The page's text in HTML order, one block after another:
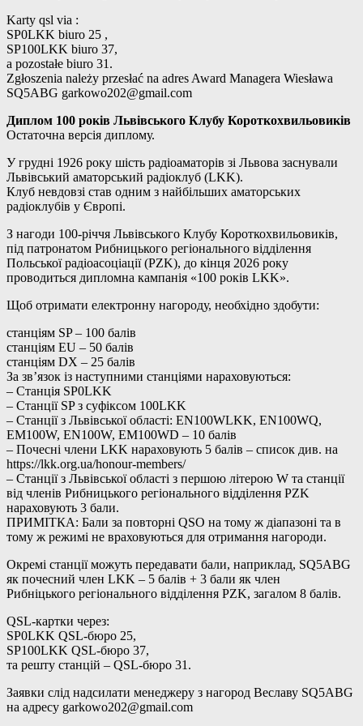
Karty qsl via :
SP0LKK biuro 25 ,
SP100LKK biuro 37,
a pozostałe biuro 31.
Zgłoszenia należy przesłać na adres Award Managera Wiesława
SQ5ABG garkowo202@gmail.com
Диплом 100 років Львівського Клубу Короткохвильовиків
Остаточна версія диплому.
У грудні 1926 року шість радіоаматорів зі Львова заснували
Львівський аматорський радіоклуб (LKK).
Клуб невдовзі став одним з найбільших аматорських
радіоклубів у Європі.
З нагоди 100-річчя Львівського Клубу Короткохвильовиків,
під патронатом Рибницького регіонального відділення
Польської радіоасоціації (PZK), до кінця 2026 року
проводиться дипломна кампанія «100 років LKK».
Щоб отримати електронну нагороду, необхідно здобути:
станціям SP – 100 балів
станціям EU – 50 балів
станціям DX – 25 балів
За зв’язок із наступними станціями нараховуються:
– Станція SP0LKK
– Станції SP з суфіксом 100LKK
– Станції з Львівської області: EN100WLKK, EN100WQ,
EM100W, EN100W, EM100WD – 10 балів
– Почесні члени LKK нараховують 5 балів – список див. на
https://lkk.org.ua/honour-members/
– Станції з Львівської області з першою літерою W та станції
від членів Рибницького регіонального відділення PZK
нараховують 3 бали.
ПРИМІТКА: Бали за повторні QSO на тому ж діапазоні та в
тому ж режимі не враховуються для отримання нагороди.
Окремі станції можуть передавати бали, наприклад, SQ5ABG
як почесний член LKK – 5 балів + 3 бали як член
Рибніцького регіонального відділення PZK, загалом 8 балів.
QSL-картки через:
SP0LKK QSL-бюро 25,
SP100LKK QSL-бюро 37,
та решту станцій – QSL-бюро 31.
Заявки слід надсилати менеджеру з нагород Веславу SQ5ABG
на адресу garkowo202@gmail.com